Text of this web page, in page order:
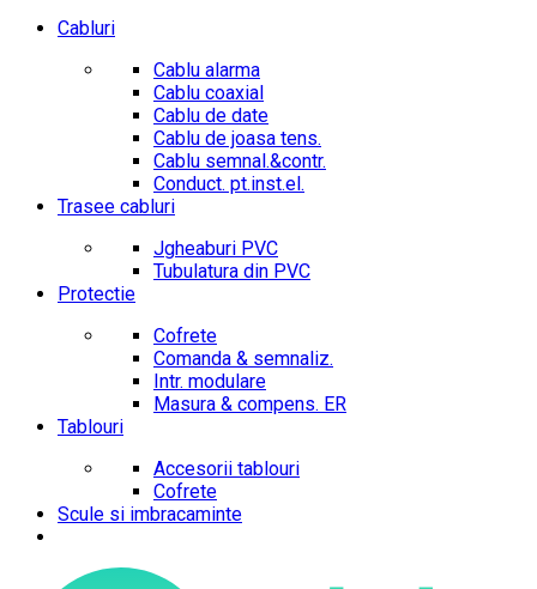
Cabluri
Cablu alarma
Cablu coaxial
Cablu de date
Cablu de joasa tens.
Cablu semnal.&contr.
Conduct. pt.inst.el.
Trasee cabluri
Jgheaburi PVC
Tubulatura din PVC
Protectie
Cofrete
Comanda & semnaliz.
Intr. modulare
Masura & compens. ER
Tablouri
Accesorii tablouri
Cofrete
Scule si imbracaminte